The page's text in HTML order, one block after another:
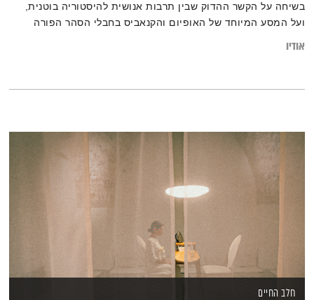
בשיחה על הקשר ההדוק שבין תרבות אנושית להיסטוריה בוטנית,
ועל המסע המיוחד של האופיום והקנאביס בחבלי הסהר הפורה
אודיו
חלב החיים